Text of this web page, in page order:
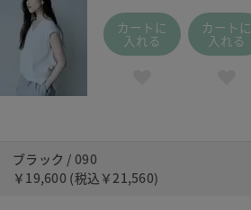
090 ブラック
カートに
入れる
カートに
入れる
ブラック / 090
￥19,600 (税込 ￥21,560)